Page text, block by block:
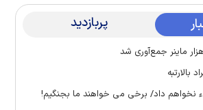
پربازدید
بالارتبه
نخواهم داد/ برخی می خواهند ما بجنگیم!